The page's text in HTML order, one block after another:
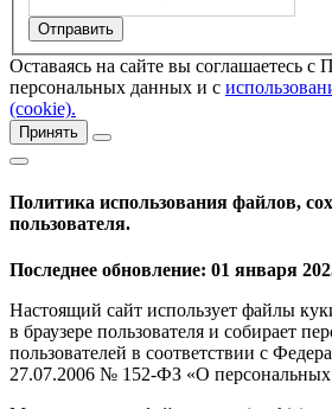
Оставаясь на сайте вы соглашаетесь с
персональных данных и с
(cookie).
Принять
Политика использования файлов,
пользователя.
Последнее обновление: 01 января
Настоящий сайт использует файлы
в браузере пользователя и собирает
пользователей в соответствии с
27.07.2006 № 152-ФЗ «О